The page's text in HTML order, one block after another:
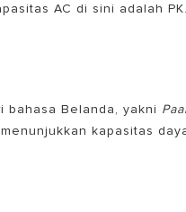
AC di sini adalah
bahasa Belanda, yakni
kapasitas